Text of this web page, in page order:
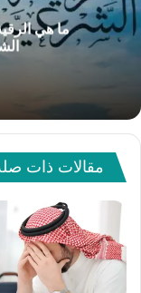
ما هي
مقالات ذات